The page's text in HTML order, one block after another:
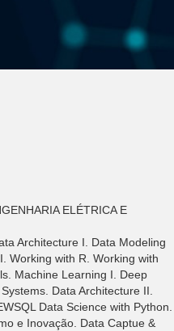
ELÉTRICA E
Architecture I. Data Modeling
Working with R. Working with
Machine Learning I. Deep
Data Architecture II.
Data Science with Python.
e Inovação. Data Captue &